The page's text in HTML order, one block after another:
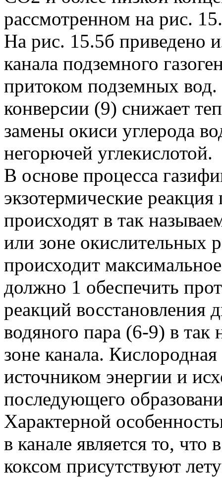
рассмотренном на рис.
На рис. 15.5б приведено
канала подземного
притоком подземных вод.
конверсии (9) снижает
замены окиси углерода
негорючей углекислотой.
В основе процесса
экзотермические
происходят в так
или зоне окислительных
происходит
должно 1 обеспечить
реакций восстановления
водяного пара (6-9) в так
зоне канала. Кислородная
источником энергии и
последующего
Характерной
в канале является то,
коксом присутствуют